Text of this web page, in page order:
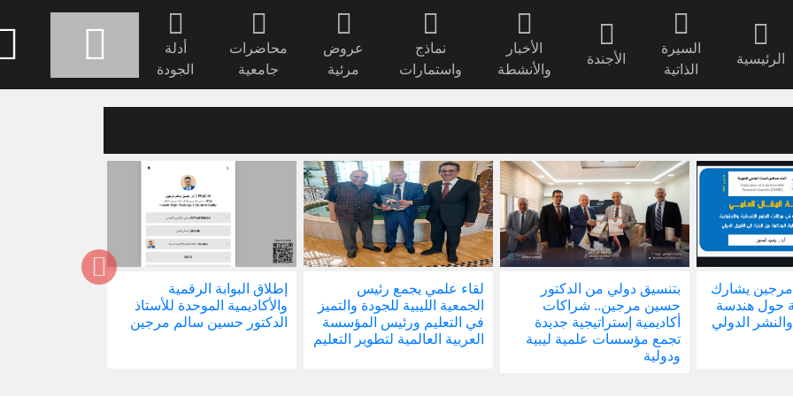
الرئيسية
السيرة
الذاتية
الأجندة
الأخبار
والأنشطة
نماذج
واستمارات
عروض
مرئية
محاضرات
جامعية
أدلة
الجودة
مرجين يشارك
حول هندسة
الدولي
بتنسيق دولي من الدكتور
حسين مرجين.. شراكات
أكاديمية إستراتيجية جديدة
تجمع مؤسسات علمية ليبية
ودولية
لقاء علمي يجمع رئيس
الجمعية الليبية للجودة والتميز
في التعليم ورئيس المؤسسة
العربية العالمية لتطوير التعليم
إطلاق البوابة الرقمية
والأكاديمية الموحدة للأستاذ
الدكتور حسين سالم مرجين